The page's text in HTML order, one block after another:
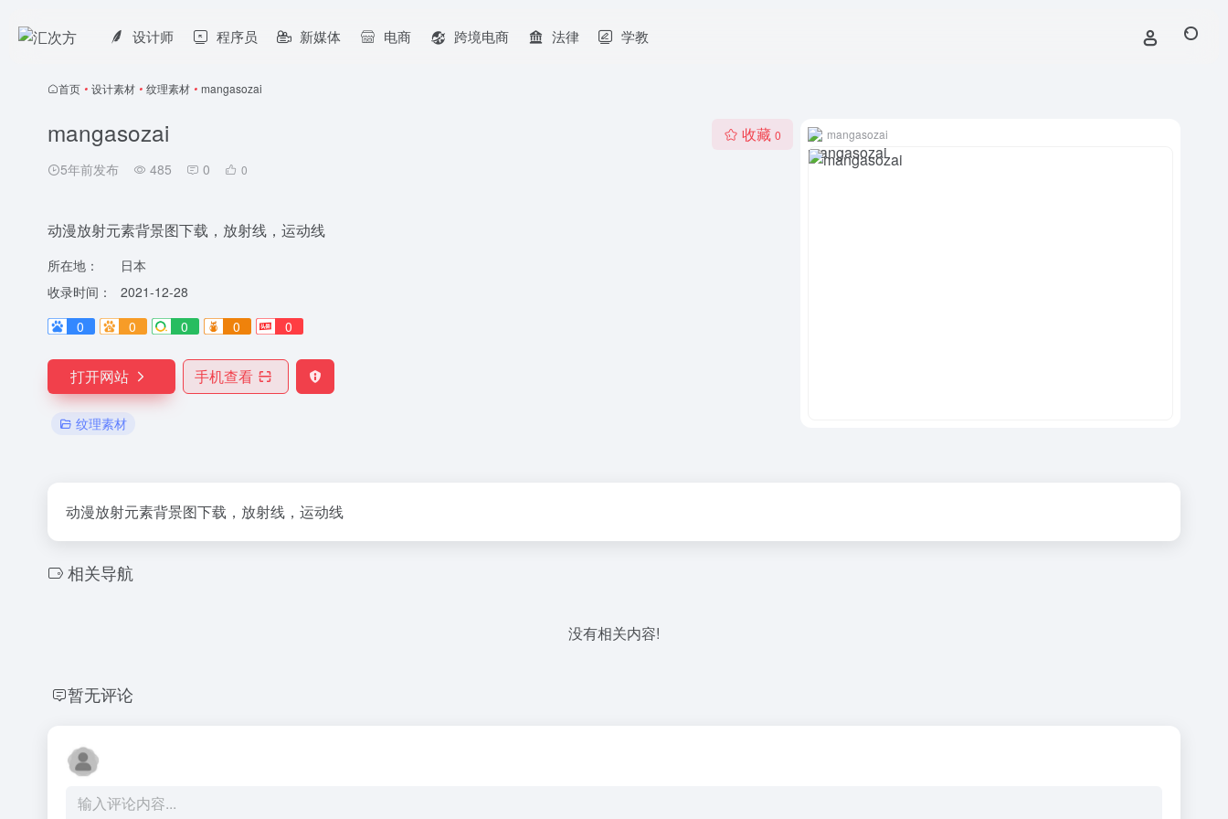
设计师 程序员 新媒体 电商 跨境电商 法律 学教
首页 • 设计素材 • 纹理素材 • mangasozai
mangasozai
5年前发布 485 0 0
收藏 0
动漫放射元素背景图下载，放射线，运动线
所在地：
日本
收录时间：
2021-12-28
0
0 0 0 0
打开网站 手机查看
纹理素材
mangasozai
动漫放射元素背景图下载，放射线，运动线
相关导航
没有相关内容!
暂无评论